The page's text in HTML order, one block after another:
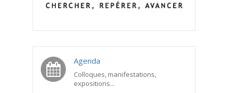
Agenda
Colloques, manifestations,
expositions...